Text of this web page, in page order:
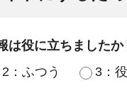
は役に立ちましたか
2：ふつう 3：